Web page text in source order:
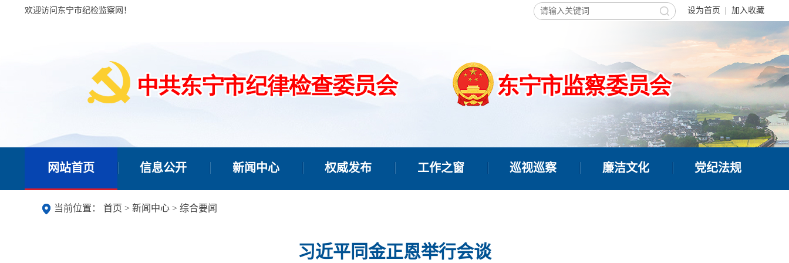
欢迎访问东宁市纪检监察网！ 设为首页 加入收藏
网站首页 信息公开 新闻中心 权威发布 工作之窗 巡视巡察 廉洁文化 党纪法规
当前位置： 首页 > 新闻中心 > 综合要闻
习近平同金正恩举行会谈